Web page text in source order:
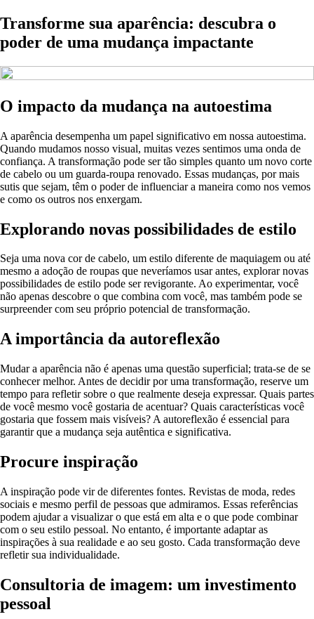
Transforme sua aparência: descubra o
poder de uma mudança impactante
O impacto da mudança na autoestima
A aparência desempenha um papel significativo em nossa autoestima.
Quando mudamos nosso visual, muitas vezes sentimos uma onda de
confiança. A transformação pode ser tão simples quanto um novo corte
de cabelo ou um guarda-roupa renovado. Essas mudanças, por mais
sutis que sejam, têm o poder de influenciar a maneira como nos vemos
e como os outros nos enxergam.
Explorando novas possibilidades de estilo
Seja uma nova cor de cabelo, um estilo diferente de maquiagem ou até
mesmo a adoção de roupas que neveríamos usar antes, explorar novas
possibilidades de estilo pode ser revigorante. Ao experimentar, você
não apenas descobre o que combina com você, mas também pode se
surpreender com seu próprio potencial de transformação.
A importância da autoreflexão
Mudar a aparência não é apenas uma questão superficial; trata-se de se
conhecer melhor. Antes de decidir por uma transformação, reserve um
tempo para refletir sobre o que realmente deseja expressar. Quais partes
de você mesmo você gostaria de acentuar? Quais características você
gostaria que fossem mais visíveis? A autoreflexão é essencial para
garantir que a mudança seja autêntica e significativa.
Procure inspiração
A inspiração pode vir de diferentes fontes. Revistas de moda, redes
sociais e mesmo perfil de pessoas que admiramos. Essas referências
podem ajudar a visualizar o que está em alta e o que pode combinar
com o seu estilo pessoal. No entanto, é importante adaptar as
inspirações à sua realidade e ao seu gosto. Cada transformação deve
refletir sua individualidade.
Consultoria de imagem: um investimento
pessoal